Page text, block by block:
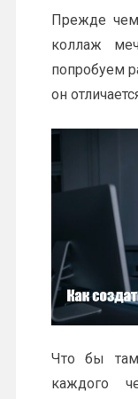
Прежде чем
коллаж
попробуем
он
Что бы
каждого